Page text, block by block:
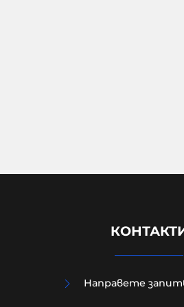
Направете